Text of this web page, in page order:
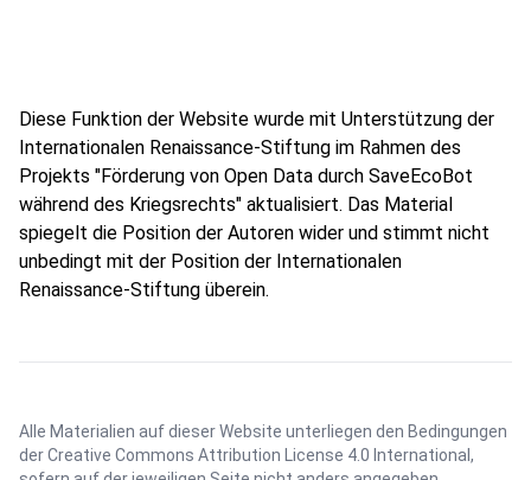
Diese Funktion der Website wurde mit Unterstützung der
Internationalen Renaissance-Stiftung im Rahmen des
Projekts "Förderung von Open Data durch SaveEcoBot
während des Kriegsrechts" aktualisiert. Das Material
spiegelt die Position der Autoren wider und stimmt nicht
unbedingt mit der Position der Internationalen
Renaissance-Stiftung überein.
Alle Materialien auf dieser Website unterliegen den Bedingungen
derCreative Commons Attribution License 4.0 International ,